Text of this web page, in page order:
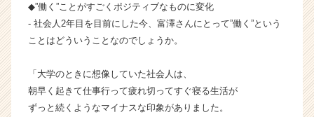
⑤
【株
式
シ
ス
ナ
◆”働く”ことがすごくポジティブなものに変化
- 社会人2年目を目前にした今、富澤さんにとって”働く”という
ことはどういうことなのでしょうか。
「大学のときに想像していた社会人は、
朝早く起きて仕事行って疲れ切ってすぐ寝る生活が
ずっと続くようなマイナスな印象がありました。